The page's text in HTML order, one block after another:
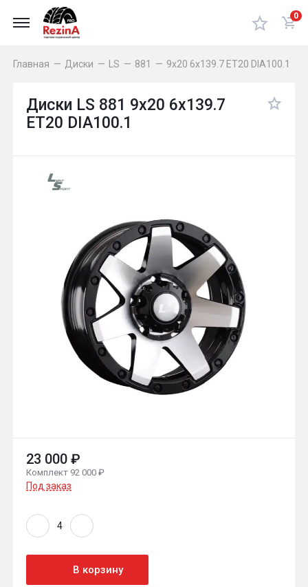
0
Главная — Диски — LS — 881 — 9x20 6x139.7 ET20 DIA100.1
Диски LS 881 9x20 6x139.7
ET20 DIA100.1
23 000 ₽
Комплект 92 000 ₽
Под заказ
В корзину